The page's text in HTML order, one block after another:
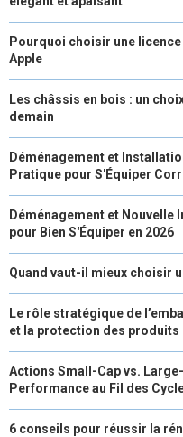
Pourquoi choisir une
Apple
Les châssis en bois : un
demain
Déménagement et
Pratique pour S'Équiper
Déménagement et Nouvelle
pour Bien S'Équiper en 2026
Quand vaut-il mieux choisir
Le rôle stratégique de
et la protection des produits
Actions Small-Cap vs.
Performance au Fil des
6 conseils pour réussir la